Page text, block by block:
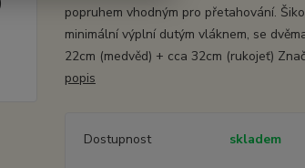
popruhem vhodným pro přetahování.
minimální výplní dutým vláknem, se
22cm (medvěd) + cca 32cm (rukojeť)
popis
Dostupnost skladem